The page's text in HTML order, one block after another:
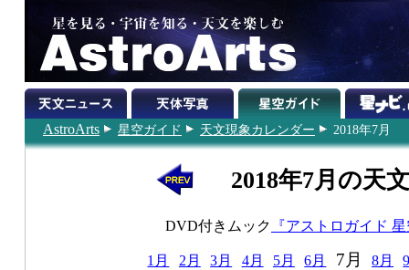
AstroArts 星空ガイド 天文現象カレンダー 2018年7月
2018年7月の天
DVD付きムック 『アストロガイド
1月 2月 3月 4月 5月 6月 7月 8月